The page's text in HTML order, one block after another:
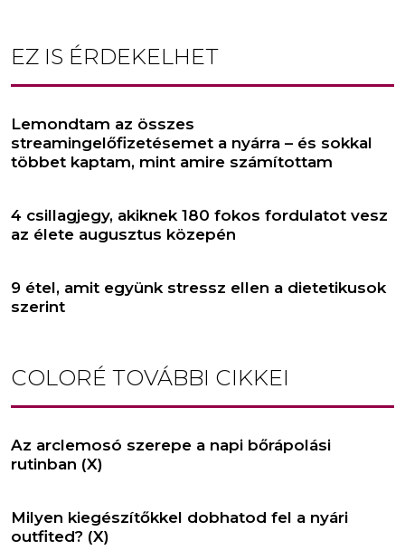
EZ IS ÉRDEKELHET
Lemondtam az összes
streamingelőfizetésemet a nyárra – és sokkal
többet kaptam, mint amire számítottam
4 csillagjegy, akiknek 180 fokos fordulatot vesz
az élete augusztus közepén
9 étel, amit együnk stressz ellen a dietetikusok
szerint
COLORÉ TOVÁBBI CIKKEI
Az arclemosó szerepe a napi bőrápolási
rutinban (X)
Milyen kiegészítőkkel dobhatod fel a nyári
outfited? (X)